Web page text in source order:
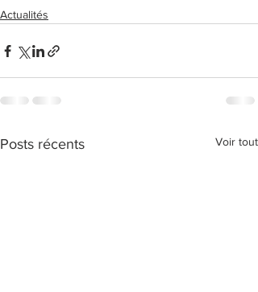
Actualités
Posts récents Voir tout